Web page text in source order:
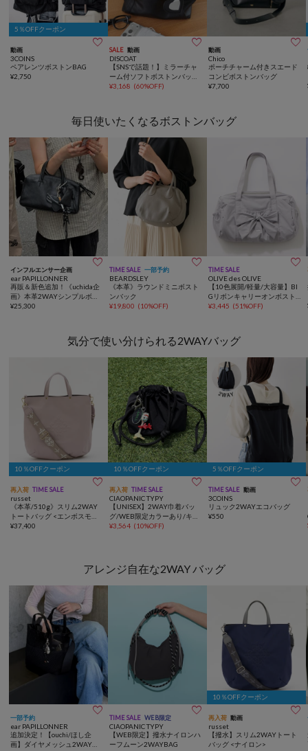
5％OFFクーポン
動画 
3COINS
ペアレンツボストンBAG
¥2,750
SALE 動画 
DISCOAT
【SNSで話題！】ミラーチャ
ーム付ソフトボストンバッグ
《詳細動画あり》
¥3,168 (60%OFF)
動画 
Chico
ポーチチャーム付きスエード
コンビボストンバッグ
¥7,700
毎日使いたくなるボストンバッグ
インフルエンサー企画 
ear PAPILLONNER
再販＆新色追加！《uchida企
画》本革2WAYシンプルボス
トンバッグ
¥25,300
TIME SALE 一部予約 
BEARDSLEY
《本革》ラウンドミニボスト
ンバック
¥19,800 (10%OFF)
TIME SALE 
OLIVE des OLIVE
【10色展開/軽量/大容量】BI
Gリボンキャリーオンボスト
ンバッグ
¥3,445 (51%OFF)
気分で使い分けられる2WAYバッグ
10％OFFクーポン
再入荷 TIME SALE 
russet
《本革/510g》スリム2WAY
トートバッグ <エンボスモノ
グラム>
¥37,400
10％OFFクーポン
再入荷 TIME SALE 
CIAOPANIC TYPY
【UNISEX】2WAY巾着バッ
グ/WEB限定カラーあり/キー
ホルダー付き
¥3,564 (10%OFF)
5％OFFクーポン
TIME SALE 動画 
3COINS
リュック2WAYエコバッグ
¥550
アレンジ自在な2WAY バッグ
一部予約 
ear PAPILLONNER
追加決定！【ouchi/ほし企
画】ダイヤメッシュ2WAYト
TIME SALE WEB限定 
CIAOPANIC TYPY
【WEB限定】撥水ナイロンハ
ーフムーン2WAYBAG
10％OFFクーポン
再入荷 動画 
russet
【撥水】スリム2WAYトート
バッグ <ナイロン>